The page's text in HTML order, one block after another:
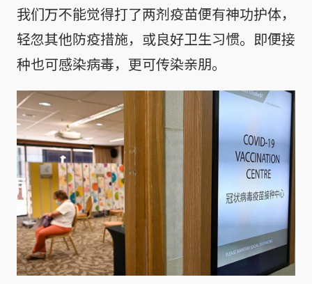
我们万不能觉得打了两剂疫苗便有神功护体，
轻忽其他防疫措施，或良好卫生习惯。即便接
种也可感染病毒，更可传染亲朋。